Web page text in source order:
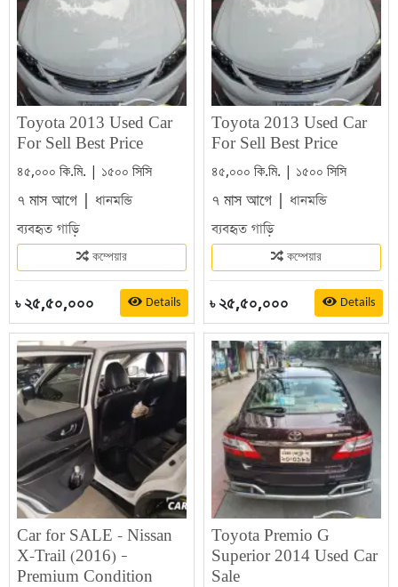
Toyota 2013 Used Car
For Sell Best Price
৪৫,০০০ কি.মি. | ১৫০০ সিসি
৭ মাস আগে | ধানমন্ডি
ব্যবহৃত গাড়ি
কম্পেয়ার
৳ ২৫,৫০,০০০ Details
Toyota 2013 Used Car
For Sell Best Price
৪৫,০০০ কি.মি. | ১৫০০ সিসি
৭ মাস আগে | ধানমন্ডি
ব্যবহৃত গাড়ি
কম্পেয়ার
৳ ২৫,৫০,০০০ Details
Car for SALE - Nissan
X-Trail (2016) –
Premium Condition
Toyota Premio G
Superior 2014 Used Car
Sale